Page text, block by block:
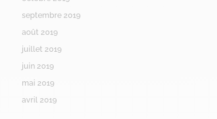
septembre 2019
août 2019
juillet 2019
juin 2019
mai 2019
avril 2019